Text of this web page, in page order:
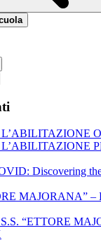
Discovering
MAJORANA” –
“ETTORE